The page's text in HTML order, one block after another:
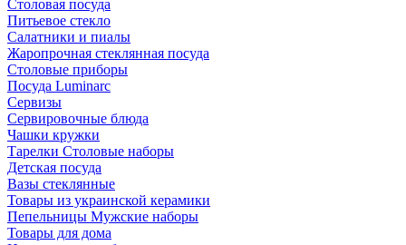
Столовая посуда
Питьевое стекло
Салатники и пиалы
Жаропрочная стеклянная посуда
Столовые приборы
Посуда Luminarс
Сервизы
Сервировочные блюда
Чашки кружки
Тарелки Столовые наборы
Детская посуда
Вазы стеклянные
Товары из украинской керамики
Пепельницы Мужские наборы
Товары для дома